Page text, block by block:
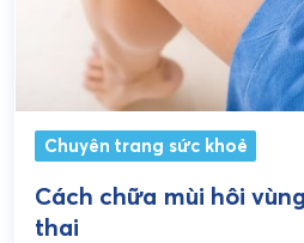
Chuyên trang sức khoẻ
Cách chữa mùi hôi
thai